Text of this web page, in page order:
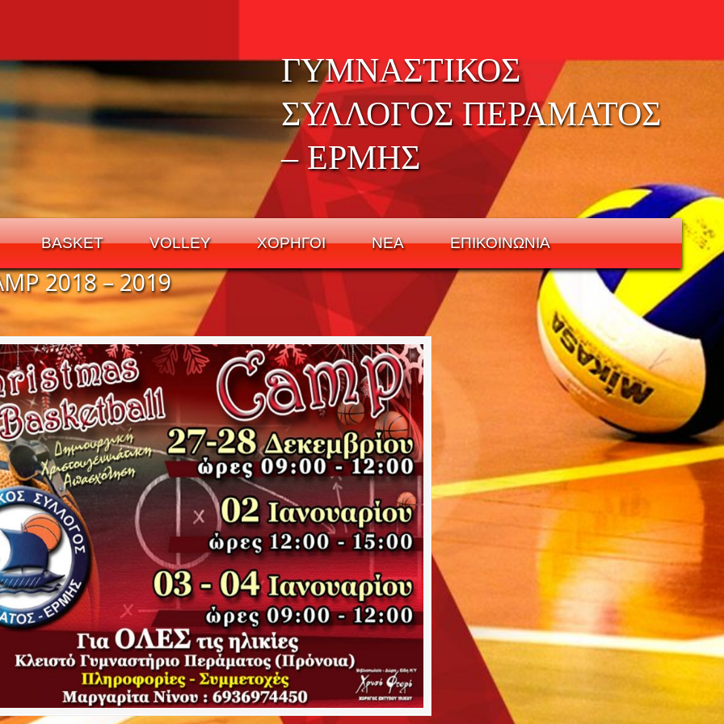
ΓΥΜΝΑΣΤΙΚΟΣ
ΣΥΛΛΟΓΟΣ ΠΕΡΑΜΑΤΟΣ
– ΕΡΜΗΣ
BASKET VOLLEY ΧΟΡΗΓΟΙ ΝΕΑ ΕΠΙΚΟΙΝΩΝΙΑ
2018 – 2019